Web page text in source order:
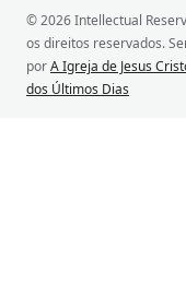
© 2026 Intellectual
os direitos reservados.
porA Igreja de Jesus
dos Últimos Dias